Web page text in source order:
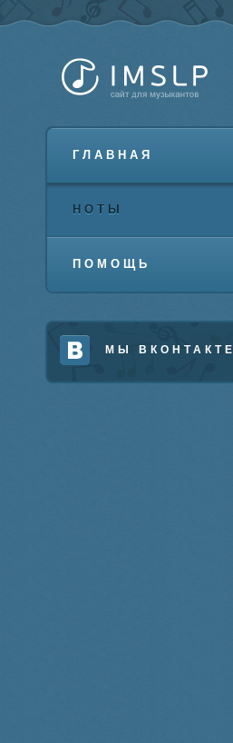
ГЛАВНАЯ
НОТЫ
ПОМОЩЬ
МЫ ВКОНТАКТЕ